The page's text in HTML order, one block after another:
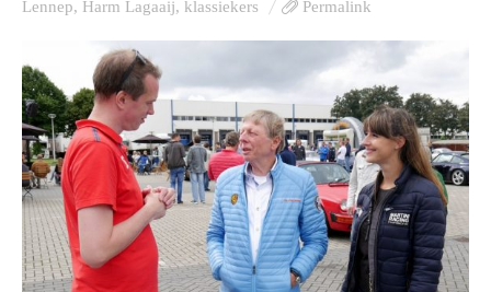
Lennep, Harm Lagaaij, klassiekers Permalink